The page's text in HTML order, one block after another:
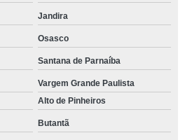
Jandira
Osasco
Santana de Parnaíba
Vargem Grande Paulista
Alto de Pinheiros
Butantã